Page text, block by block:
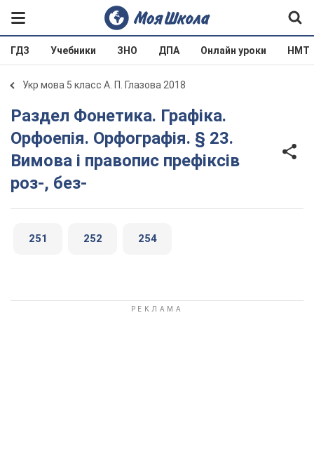
ГДЗ Учебники ЗНО ДПА Онлайн уроки НМТ
Укр мова 5 класс А. П. Глазова 2018
Раздел Фонетика. Графіка.
Орфоепія. Орфографія. § 23.
Вимова і правопис префіксів
роз-, без-
251 252 254